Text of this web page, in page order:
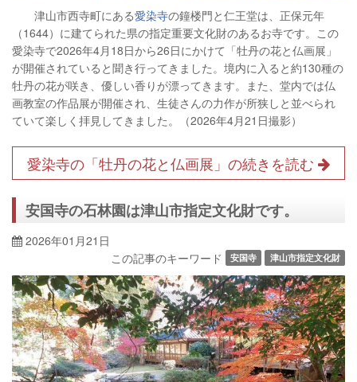
津山市西寺町にある愛染寺の鐘楼門と仁王堂は、正保元年
（1644）に建てられた県の指定重要文化財のあるお寺です。この
愛染寺で2026年4月18日から26日にかけて「牡丹の花と仏画展」
が開催されていると聞き行ってきました。境内に入ると約130種の
牡丹の花が咲き、優しい香りが漂ってきます。また、堂内では仏
画教室の作品展が開催され、生徒さんの力作が所狭しと並べられ
ていて楽しく拝見してきました。（2026年4月21日撮影）
愛染寺の「牡丹の花と仏画展」の続きを読む
安国寺の石林園は津山市指定文化財です。
2026年01月21日
この記事のキーワード
安国寺 津山市指定文化財